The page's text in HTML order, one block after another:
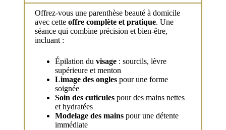
Offrez-vous une parenthèse beauté à domicile
avec cette offre complète et pratique. Une
séance qui combine précision et bien-être,
incluant :
Épilation du visage: sourcils, lèvre
supérieure et menton
Limage des onglespour une forme
soignée
Soin des cuticulespour des mains nettes
et hydratées
Modelage des mainspour une détente
immédiate